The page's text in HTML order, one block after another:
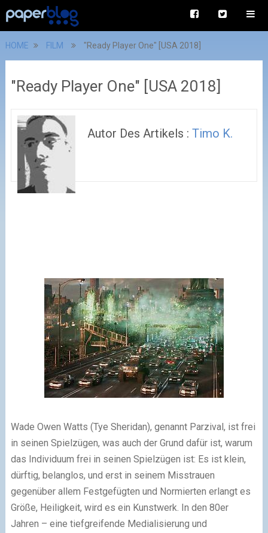
HOME FILM "Ready Player One" [USA 2018]
"Ready Player One" [USA 2018]
Autor Des Artikels :Timo K.
Wade Owen Watts (Tye Sheridan), genannt Parzival, ist frei
in seinen Spielzügen, was auch der Grund dafür ist, warum
das Individuum frei in seinen Spielzügen ist: Es ist klein,
dürftig, belanglos, und erst in seinem Misstrauen
gegenüber allem Festgefügten und Normierten erlangt es
Größe, Heiligkeit, wird es ein Kunstwerk. In den 80er
Jahren – eine tiefgreifende Medialisierung und